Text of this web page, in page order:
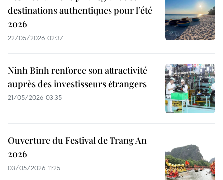
destinations authentiques pour l’été
2026
22/05/2026 02:37
Ninh Binh renforce son attractivité
auprès des investisseurs étrangers
21/05/2026 03:35
Ouverture du Festival de Trang An
2026
03/05/2026 11:25